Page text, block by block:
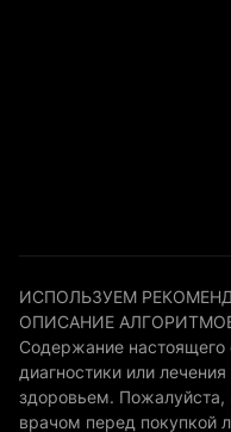
ИСПОЛЬЗУЕМ
ОПИСАНИЕ
Содержание настоящего
диагностики или
здоровьем. Пожалуйста,
врачом перед покупкой